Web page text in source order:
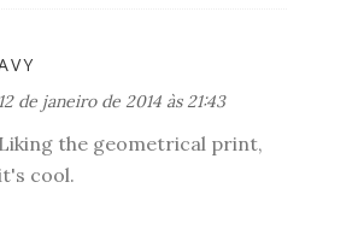
12 de janeiro de 2014 às 21:43
Liking the geometrical print,
cool.